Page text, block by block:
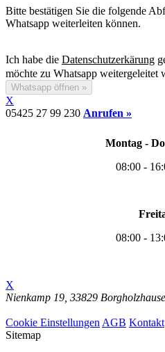
Bitte bestätigen Sie die folgende
Whatsapp weiterleiten können.
Ich habe die Datenschutzerkärung
möchte zu Whatsapp weitergeleitet
Whatsapp öffnen »
X
05425 27 99 230 Anrufen »
Montag -
08:00 -
08:00 -
X
Nienkamp 19, 33829
Cookie Einstellungen AGB Kontakt
Sitemap